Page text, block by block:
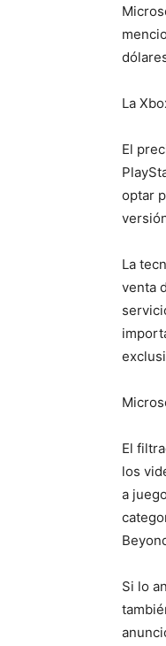
La
El
optar
La
venta
El
los
a
Si lo